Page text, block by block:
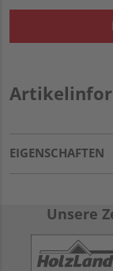
EIGENSCHAFTEN
Unsere